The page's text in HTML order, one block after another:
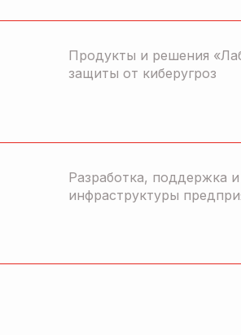
Продукты и решения
защиты от киберугроз
Разработка, поддержка
инфраструктуры